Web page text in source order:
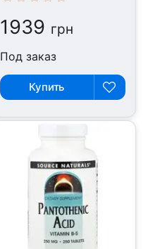
1939 грн
Под заказ
Купить